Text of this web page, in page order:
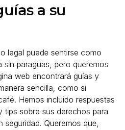
a su
legal puede sentirse como
sin paraguas, pero queremos
web encontrará guías y
sencilla, como si
Hemos incluido respuestas
tips sobre sus derechos para
Queremos que,